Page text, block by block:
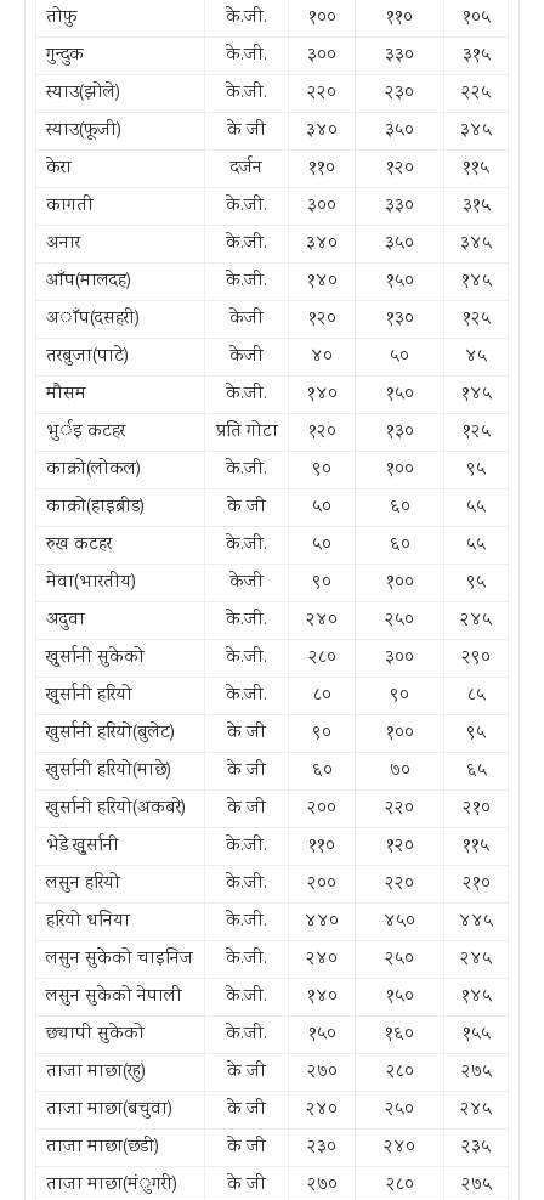
तोफु के.जी. १०० ११०
१०५
गुन्दुक
के.जी. ३०० ३३०
३१५
स्याउ(झोले)
के.जी. २२० २३०
२२५
स्याउ(फूजी)
के जी ३४० ३५०
३४५
केरा
दर्जन ११० १२०
११५
कागती
के.जी. ३०० ३३०
३१५
अनार
के.जी. ३४० ३५०
३४५
आँप(मालदह)
के.जी. १४० १५०
१४५
अाँप(दसहरी)
केजी १२० १३०
१२५
तरबुजा(पाटे)
केजी ४० ५०
४५
मौसम
के.जी. १४० १५०
१४५
भुर्इ कटहर
प्रति गोटा १२० १३०
१२५
काक्रो(लोकल)
के.जी. ९० १००
९५
काक्रो(हाइब्रीड)
के जी ५० ६०
५५
रुख कटहर
के.जी. ५० ६०
५५
मेवा(भारतीय)
केजी ९० १००
९५
अदुवा
के.जी. २४० २५०
२४५
खु्र्सानी सुकेको
के.जी. २८० ३००
२९०
खु्र्सानी हरियो
के.जी. ८० ९०
८५
खुर्सानी हरियो(बुलेट)
के जी ९० १००
९५
खुर्सानी हरियो(माछे)
के जी ६० ७०
६५
खुर्सानी हरियो(अकबरे)
के जी २०० २२०
२१०
भेडे खु्र्सानी
के.जी. ११० १२०
११५
लसुन हरियो
के.जी. २०० २२०
२१०
हरियो धनिया
के.जी. ४४० ४५०
४४५
लसुन सुकेको चाइनिज
के.जी. २४० २५०
२४५
लसुन सुकेको नेपाली
के.जी. १४० १५०
१४५
छ्यापी सुकेको
के.जी. १५० १६०
१५५
ताजा माछा(रहु)
के जी २७० २८०
२७५
ताजा माछा(बचुवा)
के जी २४० २५०
२४५
ताजा माछा(छडी)
के जी २३० २४०
२३५
ताजा माछा(म‌ंुगरी)
के जी २७० २८० २७५